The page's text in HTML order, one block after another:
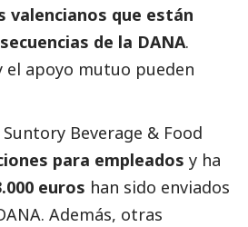
valencianos que están
de la DANA.
el apoyo mutuo pueden
Beverage & Food
para empleados y ha
euros han sido enviados
. Además, otras